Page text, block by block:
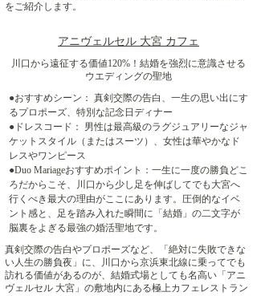
をご紹介します。
アニヴェルセル 大宮 カフェ
川口から遠征する価値120%！結婚を強烈に意識させる
ウエディングの聖地
●おすすめシーン： 真剣交際の告白、一生の思い出にす
るプロポーズ、特別な記念日ディナー
●ドレスコード： 男性は最高級のラグジュアリーなジャ
ケットスタイル（またはスーツ）、女性は華やかなド
レスやワンピース
●Duo Mariageおすすめポイント：一生に一度の勝負どこ
ろだからこそ、川口から少し足を伸ばしてでも大宮へ
行くべき最大の理由がここにあります。圧倒的なイベ
ント感と、足を踏み入れた瞬間に「結婚」の二文字が
脳裏をよぎる最強の婚活聖地です。
真剣交際の告白やプロポーズなど、「絶対に失敗できな
い人生の勝負夜」に、川口から京浜東北線に乗ってでも
訪れる価値があるのが、結婚式場としても名高い「アニ
ヴェルセル 大宮」の敷地内にある極上カフェレストラン